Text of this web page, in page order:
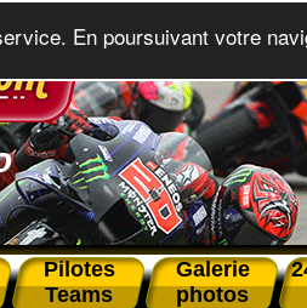
Pilotes
Teams
Galerie
photos
En poursuivant votre